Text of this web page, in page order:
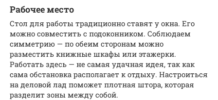
Рабочее место
Стол для работы традиционно ставят у окна. Его
можно совместить с подоконником. Соблюдаем
симметрию — по обеим сторонам можно
разместить книжные шкафы или этажерки.
Работать здесь — не самая удачная идея, так как
сама обстановка располагает к отдыху. Настроиться
на деловой лад поможет плотная штора, которая
разделит зоны между собой.